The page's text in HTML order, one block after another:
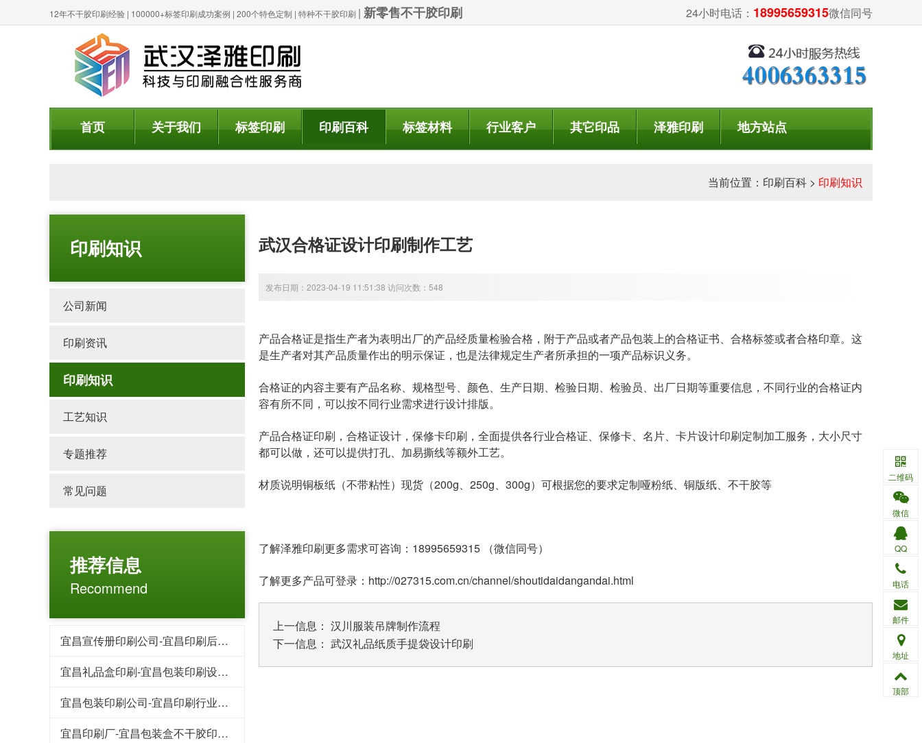
12年不干胶印刷经验 | 100000+标签印刷成功案例 | 200个特色定制 | 特种不干胶印刷 | 新零售不干胶印刷 24小时电话： 18995659315微信同号
首页 关于我们 标签印刷 印刷百科 标签材料 行业客户 其它印品 泽雅印刷 地方站点
当前位置： 印刷百科 > 印刷知识
印刷知识
公司新闻
印刷资讯
印刷知识
工艺知识
专题推荐
常见问题
推荐信息
Recommend
宜昌宣传册印刷公司-宜昌印刷后常见的工艺特点
宜昌礼品盒印刷-宜昌包装印刷设计行业的规范
宜昌包装印刷公司-宜昌印刷行业的这些专业术语
宜昌印刷厂-宜昌包装盒不干胶印刷基本知识和技巧
武汉合格证设计印刷制作工艺
发布日期：2023-04-19 11:51:38 访问次数：548
产品合格证是指生产者为表明出厂的产品经质量检验合格，附于产品或者产品包装上的合格证书、合格标签或者合格印章。这
是生产者对其产品质量作出的明示保证，也是法律规定生产者所承担的一项产品标识义务。
合格证的内容主要有产品名称、规格型号、颜色、生产日期、检验日期、检验员、出厂日期等重要信息，不同行业的合格证内
容有所不同，可以按不同行业需求进行设计排版。
产品合格证印刷，合格证设计，保修卡印刷，全面提供各行业合格证、保修卡、名片、卡片设计印刷定制加工服务，大小尺寸
都可以做，还可以提供打孔、加易撕线等额外工艺。
材质说明铜板纸（不带粘性）现货（200g、250g、300g）可根据您的要求定制哑粉纸、铜版纸、不干胶等
了解泽雅印刷更多需求可咨询：18995659315 （微信同号）
了解更多产品可登录：http://027315.com.cn/channel/shoutidaidangandai.html
上一信息： 汉川服装吊牌制作流程
下一信息： 武汉礼品纸质手提袋设计印刷
二维码
微信
QQ
电话
邮件
地址
顶部